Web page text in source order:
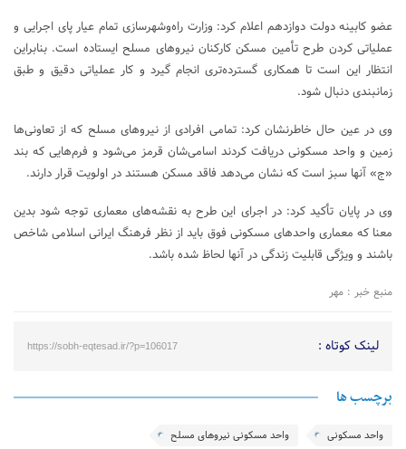
عضو کابینه دولت دوازدهم اعلام کرد: وزارت راه‌وشهرسازی تمام عیار پای اجرایی و
عملیاتی کردن طرح تأمین مسکن کارکنان نیروهای مسلح ایستاده است. بنابراین
انتظار این است تا همکاری گسترده‌تری انجام گیرد و کار عملیاتی دقیق و طبق
زمانبندی دنبال شود.
وی در عین حال خاطرنشان کرد: تمامی افرادی از نیروهای مسلح که از تعاونی‌ها
زمین و واحد مسکونی دریافت کردند اسامی‌شان قرمز می‌شود و فرم‌هایی که بند
«ج» آنها سبز است که نشان می‌دهد فاقد مسکن هستند در اولویت قرار دارند.
وی در پایان تأکید کرد: در اجرای این طرح به نقشه‌های معماری توجه شود بدین
معنا که معماری واحدهای مسکونی فوق باید از نظر فرهنگ ایرانی اسلامی شاخص
باشند و ویژگی قابلیت زندگی در آنها لحاظ شده باشد.
منبع خبر : مهر
لینک کوتاه : https://sobh-eqtesad.ir/?p=106017
برچسب ها
واحد مسکونی واحد مسکونی نیروهای مسلح